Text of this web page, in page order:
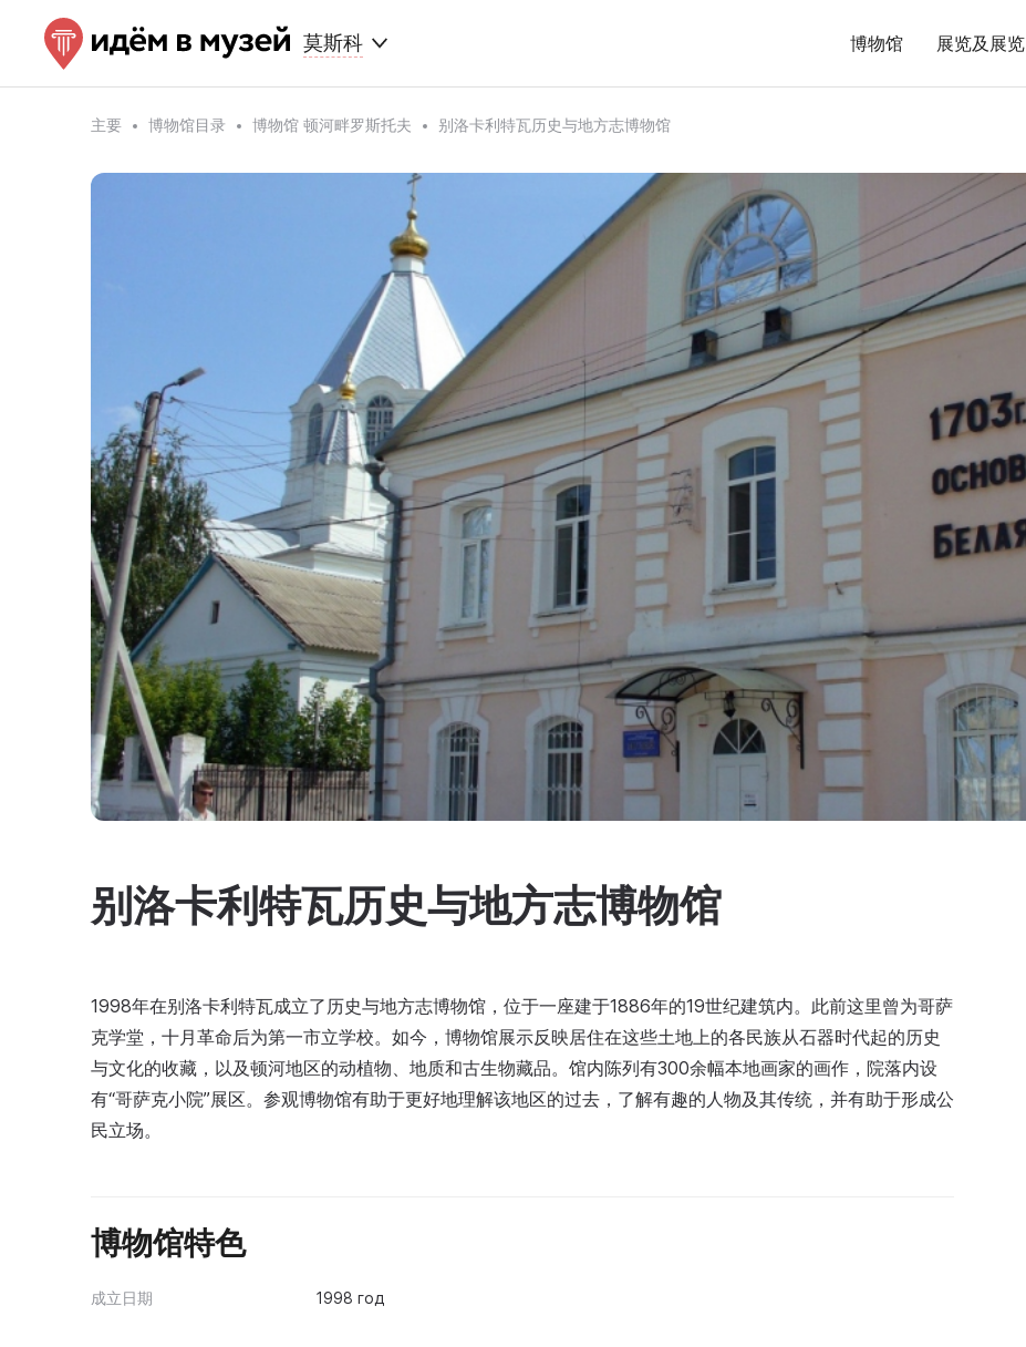
莫斯科 博物馆 展览及展览
主要 博物馆目录 博物馆 顿河畔罗斯托夫 别洛卡利特瓦历史与地方志博物馆
别洛卡利特瓦历史与地方志博物馆
1998年在别洛卡利特瓦成立了历史与地方志博物馆，位于一座建于1886年的19世纪建筑内。此前这里曾为哥萨
克学堂，十月革命后为第一市立学校。如今，博物馆展示反映居住在这些土地上的各民族从石器时代起的历史
与文化的收藏，以及顿河地区的动植物、地质和古生物藏品。馆内陈列有300余幅本地画家的画作，院落内设
有“哥萨克小院”展区。参观博物馆有助于更好地理解该地区的过去，了解有趣的人物及其传统，并有助于形成公
民立场。
博物馆特色
成立日期 1998 год